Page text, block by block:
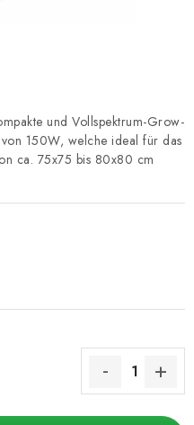
und Vollspektrum-Grow-
150W, welche ideal für das
ca. 75x75 bis 80x80 cm